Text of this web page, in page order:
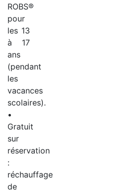
ROBS®
pour
les 13
à 17
ans
(pendant
les
vacances
scolaires).
•
Gratuit
sur
réservation
:
réchauffage
de